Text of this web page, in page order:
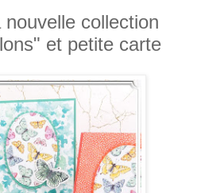
collection
et petite carte